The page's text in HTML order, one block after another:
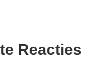
Reacties